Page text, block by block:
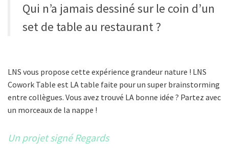
Qui n’a jamais dessiné sur le coin d’un
set de table au restaurant ?
LNS vous propose cette expérience grandeur nature ! LNS
Cowork Table est LA table faite pour un super brainstorming
entre collègues. Vous avez trouvé LA bonne idée ? Partez avec
un morceaux de la nappe !
Un projet signé Regards